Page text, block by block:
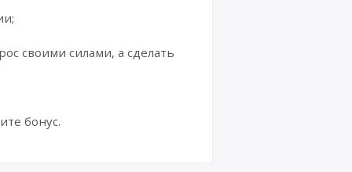
своими силами, а сделать
бонус.